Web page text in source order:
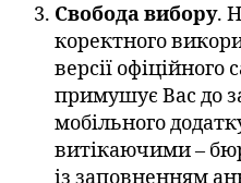
Свобода вибору.
коректного
версії
примушує Вас до
мобільного
витікаючими –
із заповненням